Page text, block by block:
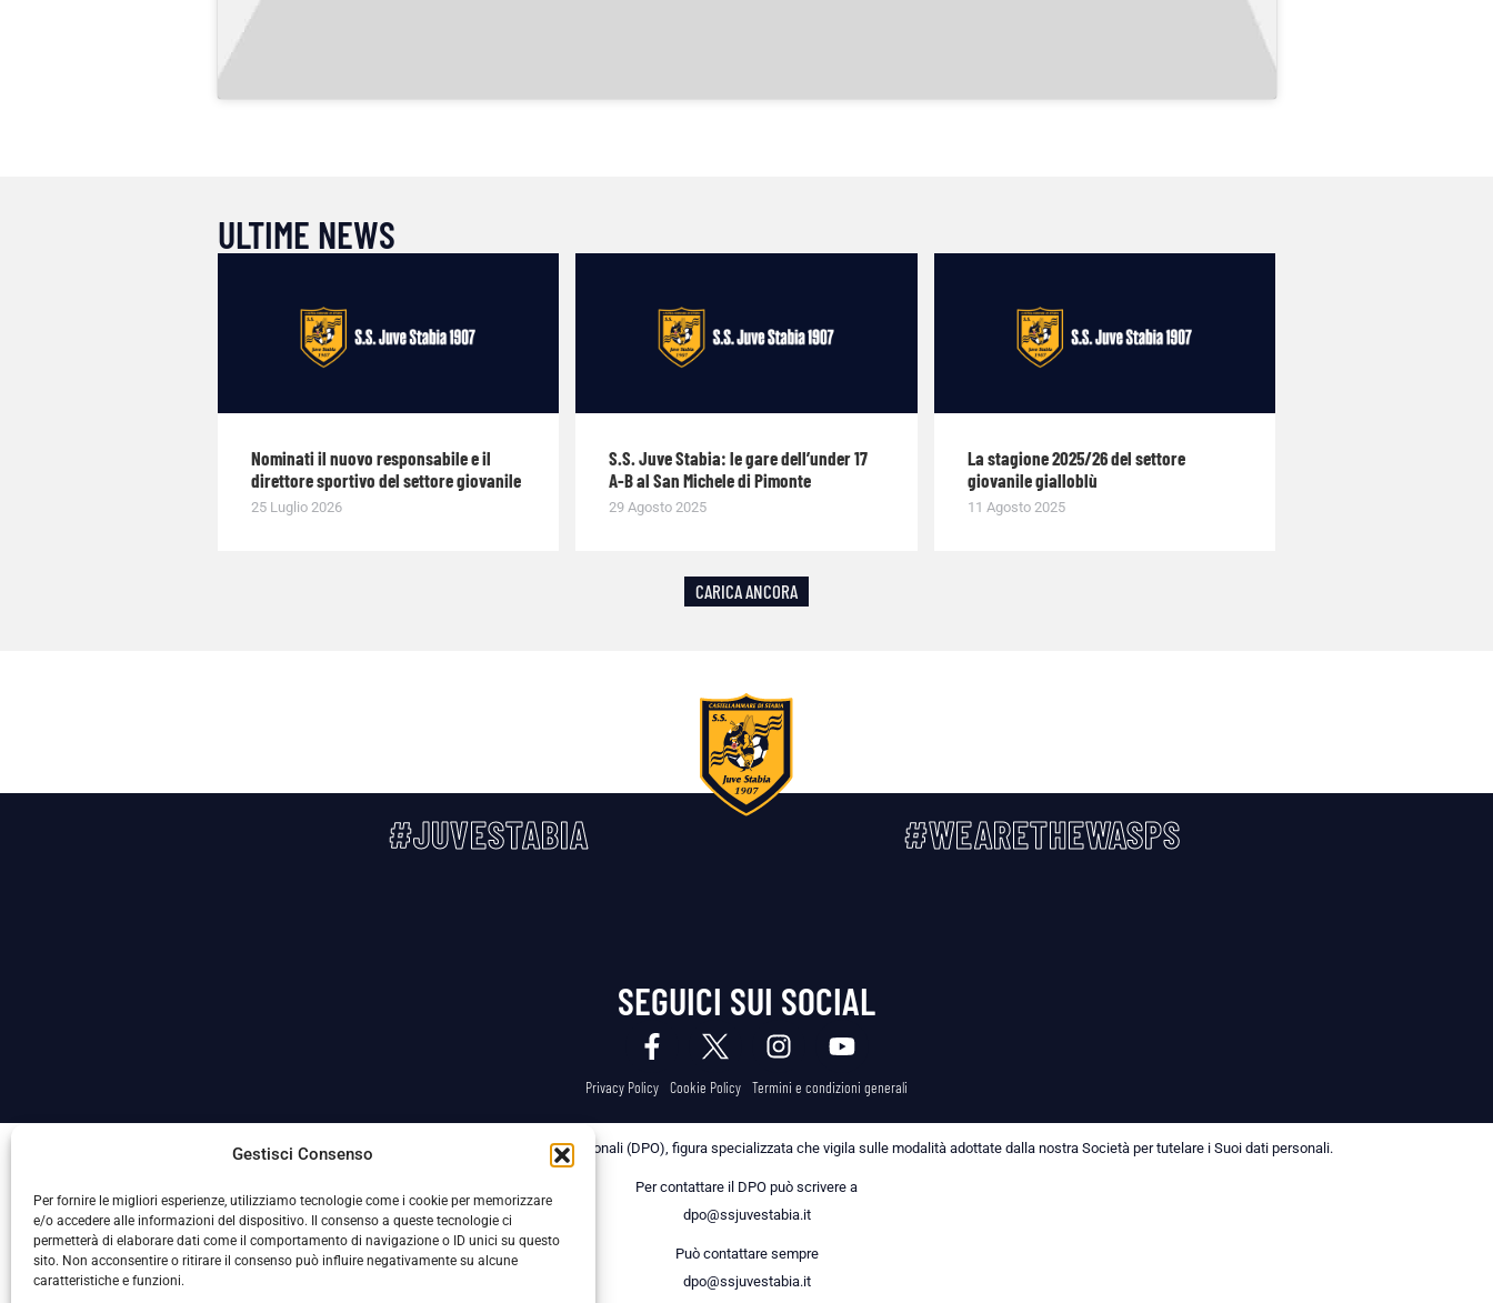
Gestisci Consenso
Per fornire le migliori esperienze, utilizziamo tecnologie come i cookie per memorizzare
e/o accedere alle informazioni del dispositivo. Il consenso a queste tecnologie ci
permetterà di elaborare dati come il comportamento di navigazione o ID unici su questo
sito. Non acconsentire o ritirare il consenso può influire negativamente su alcune
caratteristiche e funzioni.
ULTIME NEWS
Nominati il nuovo responsabile e il
direttore sportivo del settore giovanile
25 Luglio 2026
S.S. Juve Stabia: le gare dell’under 17
A-B al San Michele di Pimonte
29 Agosto 2025
La stagione 2025/26 del settore
giovanile gialloblù
11 Agosto 2025
CARICA ANCORA
#JUVESTABIA #WEARETHEWASPS
SEGUICI SUI SOCIAL
Privacy Policy Cookie Policy Termini e condizioni generali
La Società ha nominato il Responsabile della Protezione dei Dati Personali (DPO), figura specializzata che vigila sulle modalità adottate dalla nostra Società per tutelare i Suoi dati personali.
Per contattare il DPO può scrivere a
dpo@ssjuvestabia.it
Può contattare sempre
dpo@ssjuvestabia.it